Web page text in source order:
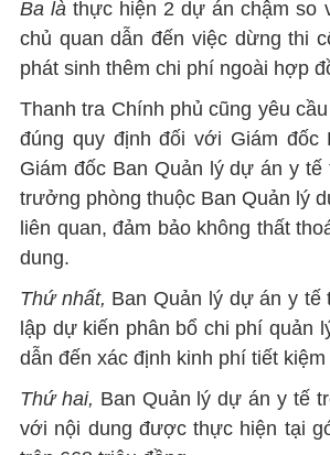
Ba là thực hiện 2 dự án chậm so
chủ quan dẫn đến việc dừng thi
phát sinh thêm chi phí ngoài hợp
Thanh tra Chính phủ cũng yêu
đúng quy định đối với Giám
Giám đốc Ban Quản lý dự án y
trưởng phòng thuộc Ban Quản lý
liên quan, đảm bảo không thất
dung.
Thứ nhất, Ban Quản lý dự án y tế
lập dự kiến phân bổ chi phí quản
dẫn đến xác định kinh phí tiết
Thứ hai, Ban Quản lý dự án y tế
với nội dung được thực hiện tại